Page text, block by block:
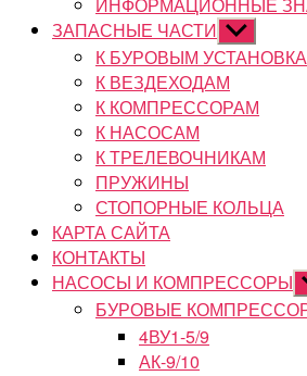
ЗАПАСНЫЕ ЧАСТИ Показывать
подменю
К БУРОВЫМ
К ВЕЗДЕХОДАМ
К КОМПРЕССОРАМ
К НАСОСАМ
К ТРЕЛЕВОЧНИКАМ
ПРУЖИНЫ
СТОПОРНЫЕ КОЛЬЦА
КАРТА САЙТА
КОНТАКТЫ
НАСОСЫ И КОМПРЕССОРЫ
БУРОВЫЕ
4ВУ1-5/9
АК-9/10